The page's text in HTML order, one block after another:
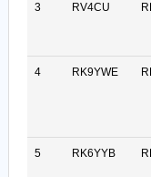
3 RV4CU
4 RK9YWE
5 RK6YYB